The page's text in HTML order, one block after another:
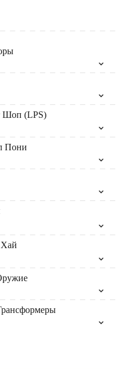
Шоп (LPS)
Пони